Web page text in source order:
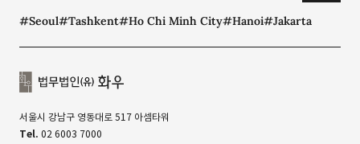
#Seoul#Tashkent#Ho Chi Minh City#Hanoi#Jakarta
서울시 강남구 영동대로 517 아셈타워
Tel. 02 6003 7000